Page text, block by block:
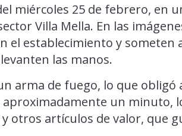
miércoles 25 de febrero, en
Villa Mella. En las
el establecimiento y someten
las manos.
arma de fuego, lo que obligó
un minuto,
otros artículos de valor, que